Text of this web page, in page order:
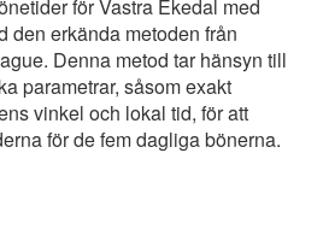
för Vastra Ekedal med
den erkända metoden från
Denna metod tar hänsyn till
parametrar, såsom exakt
vinkel och lokal tid, för att
för de fem dagliga bönerna.